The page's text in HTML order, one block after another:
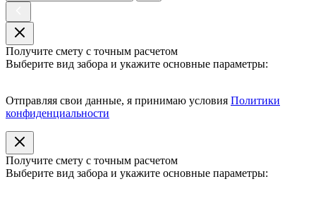
Получите смету с точным расчетом
Выберите вид забора и укажите основные параметры:
Отправляя свои данные, я принимаю условия Политики
конфиденциальности
Получите смету с точным расчетом
Выберите вид забора и укажите основные параметры: